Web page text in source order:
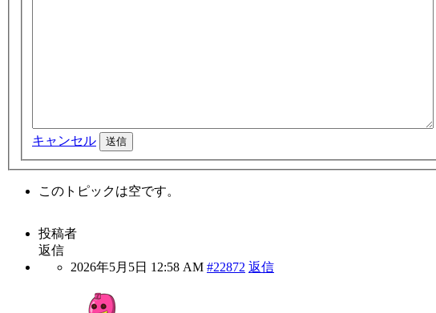
このトピックは空です。
投稿者
返信
2026年5月5日 12:58 AM #22872 返信
キャンセル 送信